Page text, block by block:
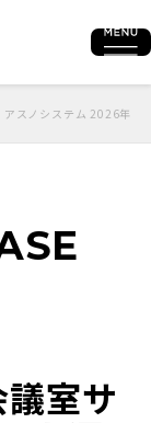
スノシステム 2026年
室サ